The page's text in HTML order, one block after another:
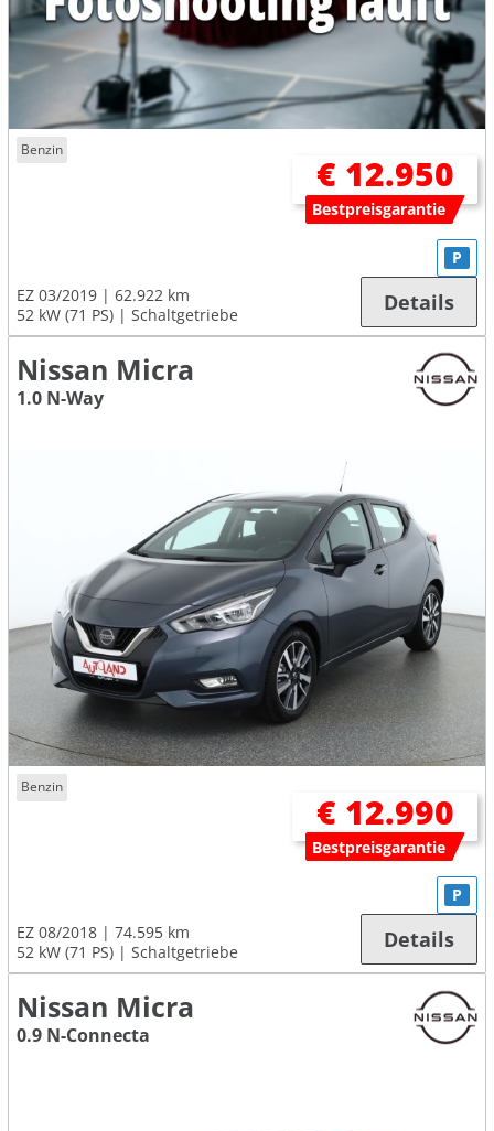
Benzin
€ 12.950
Bestpreisgarantie
EZ 03/2019
62.922 km
52 kW (71 PS)
Schaltgetriebe
P
Details
Nissan Micra
1.0 N-Way
Benzin
€ 12.990
Bestpreisgarantie
EZ 08/2018
74.595 km
52 kW (71 PS)
Schaltgetriebe
P
Details
Nissan Micra
0.9 N-Connecta